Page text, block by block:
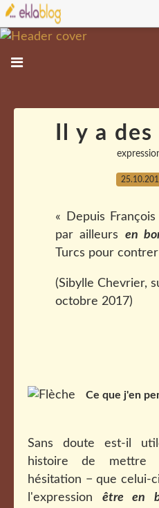
Il y a
« Depuis François I
par ailleurs en
Turcs pour
(Sibylle Chevrier,
octobre 2017)
Ce que j'en
Sans doute est-il
histoire de
hésitation − que celui-
l'expression être en